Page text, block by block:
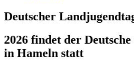
Deutscher
2026 findet der
in Hameln statt